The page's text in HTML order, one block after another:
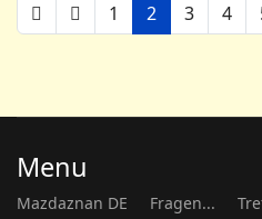
1 2 3 4
Menu
Mazdaznan DE Fragen...